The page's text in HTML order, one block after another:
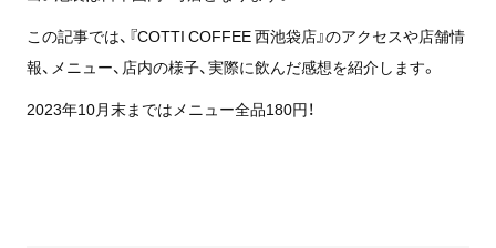
この記事では、『COTTI COFFEE 西池袋店』のアクセスや店舗情
報、メニュー、店内の様子、実際に飲んだ感想を紹介します。
2023年10月末まではメニュー全品180円！